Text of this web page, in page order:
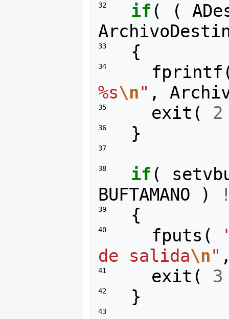
32 if ( (
33 {
34 fprintf
%s\n" ,
35 exit ( 2
36 }
37
38 if (
BUFTAMANO
)
39 {
40 fputs (
de salida\n"
41 exit ( 3
42 }
43